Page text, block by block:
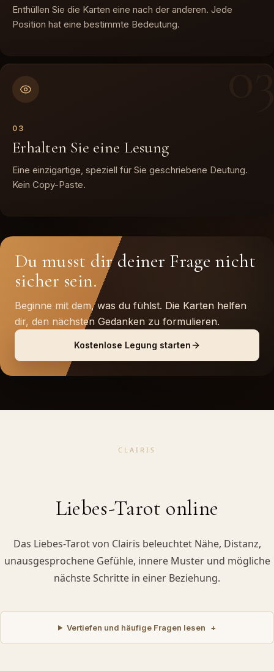
Enthüllen Sie die Karten eine nach der anderen. Jede
Position hat eine bestimmte Bedeutung.
0
0 3
Erhalten Sie eine Lesung
Eine einzigartige, speziell für Sie geschriebene Deutung.
Kein Copy-Paste.
Du musst dir deiner Frage nicht
sicher sein.
Beginne mit dem, was du fühlst. Die Karten helfen
dir, den nächsten Gedanken zu formulieren.
Kostenlose Legung starten
CLAIRIS
Liebes-Tarot online
Das Liebes-Tarot von Clairis beleuchtet Nähe, Distanz,
unausgesprochene Gefühle, innere Muster und mögliche
nächste Schritte in einer Beziehung.
Vertiefen und häufige Fragen lesen +